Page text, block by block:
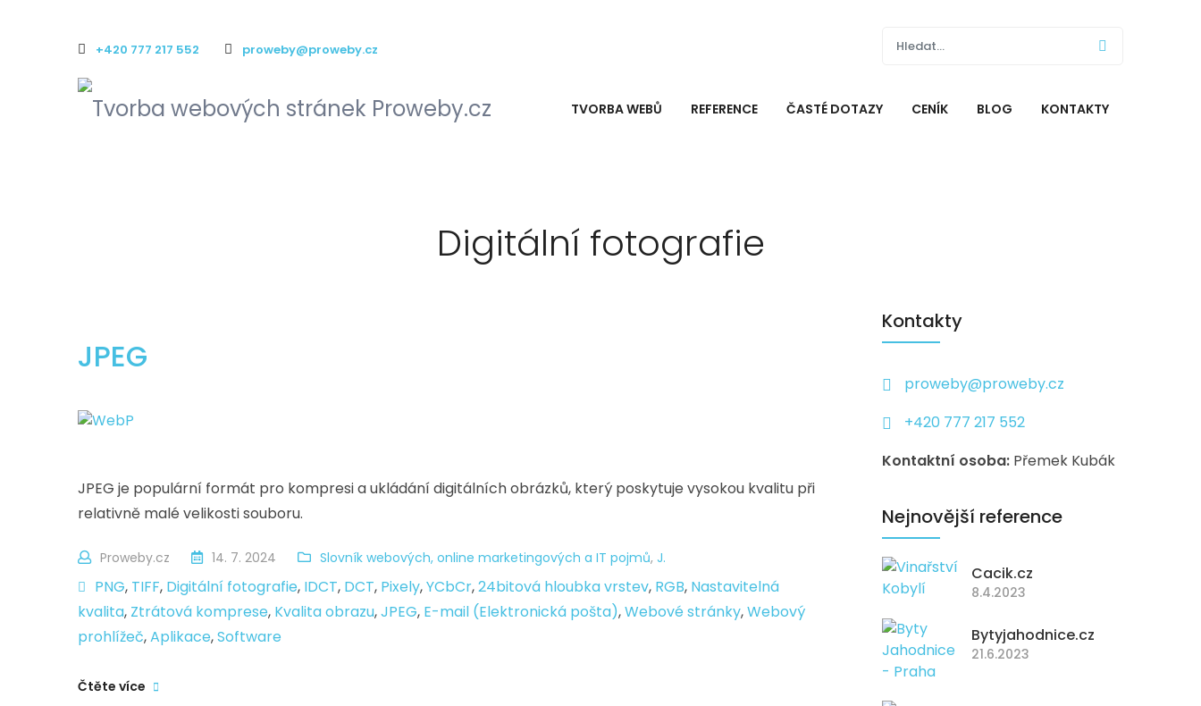
+420 777 217 552 proweby@proweby.cz
TVORBA WEBŮ REFERENCE ČASTÉ DOTAZY CENÍK BLOG KONTAKTY
Digitální fotografie
JPEG
JPEG je populární formát pro kompresi a ukládání digitálních obrázků, který poskytuje vysokou kvalitu při
relativně malé velikosti souboru.
Proweby.cz 14. 7. 2024 Slovník webových, online marketingových a IT pojmů, J.
PNG, TIFF, Digitální fotografie, IDCT, DCT, Pixely,YCbCr,24bitová hloubka vrstev, RGB, Nastavitelná
kvalita, Ztrátová komprese, Kvalita obrazu,JPEG, E-mail (Elektronická pošta),Webové stránky,Webový
prohlížeč,Aplikace,Software
Čtěte více
Kontakty
proweby@proweby.cz
+420 777 217 552
Kontaktní osoba: Přemek Kubák
Nejnovější reference
Cacik.cz
8.4.2023
Bytyjahodnice.cz
21.6.2023